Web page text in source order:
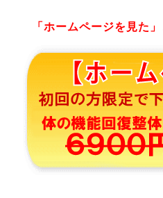
「ホームページを見た」